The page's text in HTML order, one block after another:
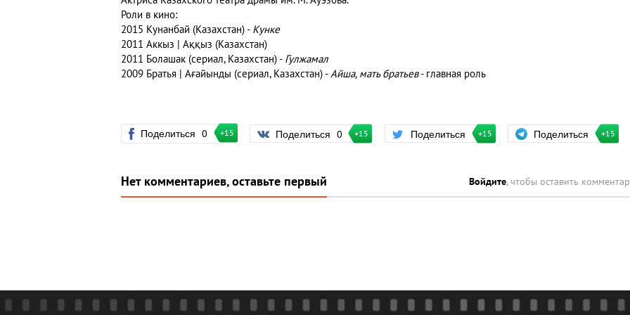
Роли в кино:
2015 Кунанбай (Казахстан) - Кунке
2011 Аккыз | Аққыз (Казахстан)
2011 Болашак (сериал, Казахстан) - Гулжамал
2009 Братья | Ағайынды (сериал, Казахстан) -Айша, мать братьев- главная роль
Поделиться 0 +15 Поделиться 0 +15 Поделиться +15 Поделиться +15
Нет комментариев, оставьте первый Войдите, чтобы оставить